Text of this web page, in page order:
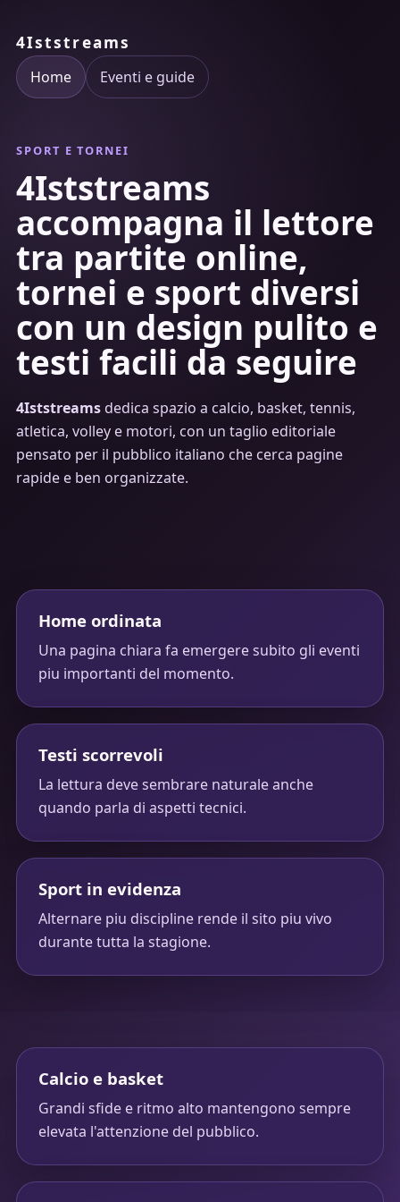
4Iststreams
Home Eventi e guide
SPORT E TORNEI
4Iststreams
accompagna il lettore
tra partite online,
tornei e sport diversi
con un design pulito e
testi facili da seguire
4Iststreamsdedica spazio a calcio, basket, tennis,
atletica, volley e motori, con un taglio editoriale
pensato per il pubblico italiano che cerca pagine
rapide e ben organizzate.
Home ordinata
Una pagina chiara fa emergere subito gli eventi
piu importanti del momento.
Testi scorrevoli
La lettura deve sembrare naturale anche
quando parla di aspetti tecnici.
Sport in evidenza
Alternare piu discipline rende il sito piu vivo
durante tutta la stagione.
Calcio e basket
Grandi sfide e ritmo alto mantengono sempre
elevata l'attenzione del pubblico.